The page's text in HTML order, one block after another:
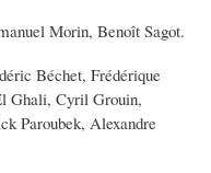
Morin, Benoît Sagot.
Béchet, Frédérique
Ghali, Cyril Grouin,
Paroubek, Alexandre